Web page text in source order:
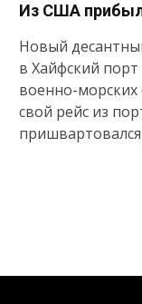
Из США
Новый
в Хайфский
военно-морских
свой рейс из